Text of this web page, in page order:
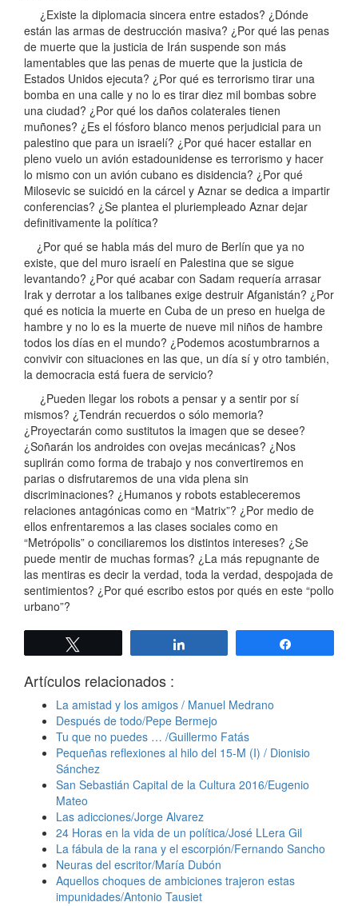
¿Existe la diplomacia sincera entre estados? ¿Dónde
están las armas de destrucción masiva? ¿Por qué las penas
de muerte que la justicia de Irán suspende son más
lamentables que las penas de muerte que la justicia de
Estados Unidos ejecuta? ¿Por qué es terrorismo tirar una
bomba en una calle y no lo es tirar diez mil bombas sobre
una ciudad? ¿Por qué los daños colaterales tienen
muñones? ¿Es el fósforo blanco menos perjudicial para un
palestino que para un israelí? ¿Por qué hacer estallar en
pleno vuelo un avión estadounidense es terrorismo y hacer
lo mismo con un avión cubano es disidencia? ¿Por qué
Milosevic se suicidó en la cárcel y Aznar se dedica a impartir
conferencias? ¿Se plantea el pluriempleado Aznar dejar
definitivamente la política?
¿Por qué se habla más del muro de Berlín que ya no
existe, que del muro israelí en Palestina que se sigue
levantando? ¿Por qué acabar con Sadam requería arrasar
Irak y derrotar a los talibanes exige destruir Afganistán? ¿Por
qué es noticia la muerte en Cuba de un preso en huelga de
hambre y no lo es la muerte de nueve mil niños de hambre
todos los días en el mundo? ¿Podemos acostumbrarnos a
convivir con situaciones en las que, un día sí y otro también,
la democracia está fuera de servicio?
¿Pueden llegar los robots a pensar y a sentir por sí
mismos? ¿Tendrán recuerdos o sólo memoria?
¿Proyectarán como sustitutos la imagen que se desee?
¿Soñarán los androides con ovejas mecánicas? ¿Nos
suplirán como forma de trabajo y nos convertiremos en
parias o disfrutaremos de una vida plena sin
discriminaciones? ¿Humanos y robots estableceremos
relaciones antagónicas como en “Matrix”? ¿Por medio de
ellos enfrentaremos a las clases sociales como en
“Metrópolis” o conciliaremos los distintos intereses? ¿Se
puede mentir de muchas formas? ¿La más repugnante de
las mentiras es decir la verdad, toda la verdad, despojada de
sentimientos? ¿Por qué escribo estos por qués en este “pollo
urbano”?
Artículos relacionados :
La amistad y los amigos / Manuel Medrano
Después de todo/Pepe Bermejo
Tu que no puedes … /Guillermo Fatás
Pequeñas reflexiones al hilo del 15-M (I) / Dionisio
Sánchez
San Sebastián Capital de la Cultura 2016/Eugenio
Mateo
Las adicciones/Jorge Alvarez
24 Horas en la vida de un política/José LLera Gil
La fábula de la rana y el escorpión/Fernando Sancho
Neuras del escritor/María Dubón
Aquellos choques de ambiciones trajeron estas
impunidades/Antonio Tausiet